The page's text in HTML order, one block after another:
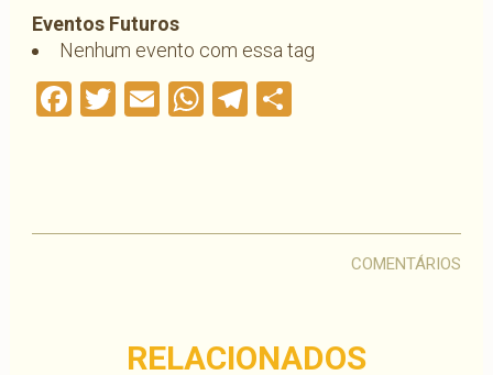
Eventos Futuros
Nenhum evento com essa tag
Facebook
Twitter
EmailWhatsApp
Telegram
COMENTÁRIOS
RELACIONADOS